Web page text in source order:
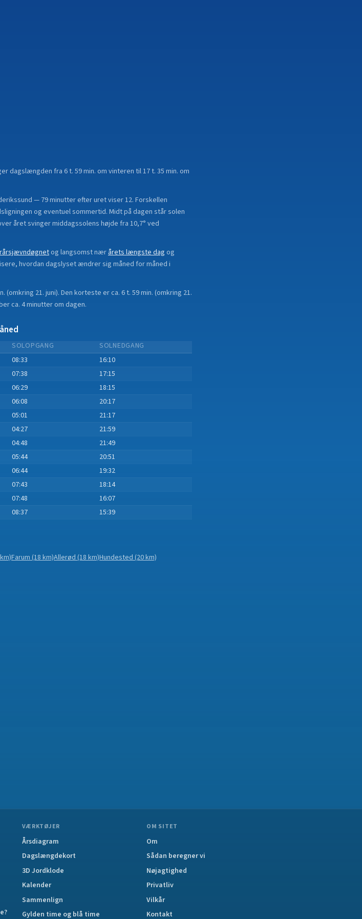
dagslængden fra 6 t. 59 min. om vinteren til 17 t. 35 min. om
— 79 minutter efter uret viser 12. Forskellen
og eventuel sommertid. Midt på dagen står solen
året svinger middagssolens højde fra 10,7° ved
og langsomst nærårets længste dag og
hvordan dagslyset ændrer sig måned for måned i
(omkring 21. juni). Den korteste er ca. 6 t. 59 min. (omkring 21.
ca. 4minutterom dagen.
SOLOPGANG
SOLNEDGANG
08:33
16:10
07:38
17:15
06:29
18:15
06:08
20:17
05:01
21:17
04:27
21:59
04:48
21:49
05:44
20:51
06:44
19:32
07:43
18:14
07:48
16:07
08:37 15:39
Farum(18 km)Allerød(18 km)Hundested(20 km)
VÆRKTØJER
Årsdiagram
Dagslængdekort
3D Jordklode
Kalender
Sammenlign
Gylden time og blå time
OM SITET
Om
Sådan beregner vi
Nøjagtighed
Privatliv
Vilkår
Kontakt